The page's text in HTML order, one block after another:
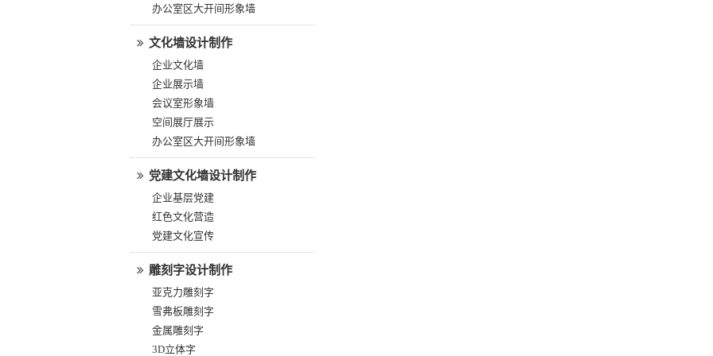
办公室区大开间形象墙
文化墙设计制作
企业文化墙
企业展示墙
会议室形象墙
空间展厅展示
办公室区大开间形象墙
党建文化墙设计制作
企业基层党建
红色文化营造
党建文化宣传
雕刻字设计制作
亚克力雕刻字
雪弗板雕刻字
金属雕刻字
3D立体字